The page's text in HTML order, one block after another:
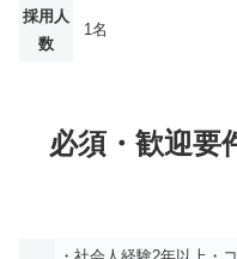
採用人
数
1名
必須・歓迎要